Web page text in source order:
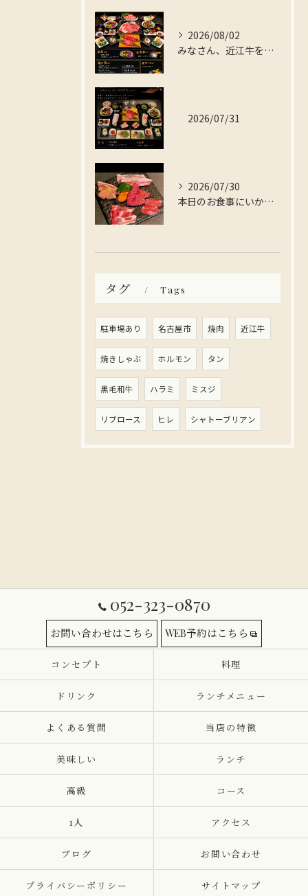
2026/08/02
みなさん、近江牛を存分に楽しんでみませんか？
2026/07/31
2026/07/30
本日のお食事にいかがですか？
タグ Tags
駐車場あり 名古屋市 焼肉 近江牛
焼きしゃぶ ホルモン タン
黒毛和牛 ハラミ ミスジ
リブロース ヒレ シャトーブリアン
052-323-0870
お問い合わせはこちら WEB予約はこちら
コンセプト 料理
ドリンク ランチメニュー
よくある質問 当店の特徴
美味しい ランチ
高級 コース
1人 アクセス
ブログ お問い合わせ
プライバシーポリシー サイトマップ